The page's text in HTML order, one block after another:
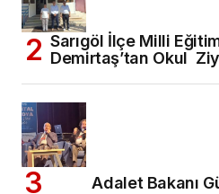
Sarıgöl İlçe Milli
Demirtaş’tan Okul
Adalet Bakanı